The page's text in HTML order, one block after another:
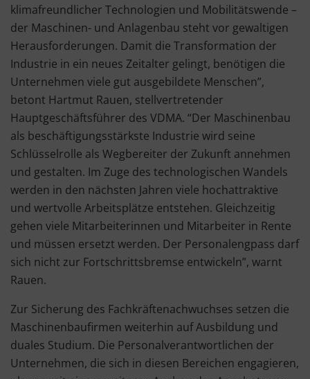
klimafreundlicher Technologien und Mobilitätswende –
der Maschinen- und Anlagenbau steht vor gewaltigen
Herausforderungen. Damit die Transformation der
Industrie in ein neues Zeitalter gelingt, benötigen die
Unternehmen viele gut ausgebildete Menschen”,
betont Hartmut Rauen, stellvertretender
Hauptgeschäftsführer des VDMA. “Der Maschinenbau
als beschäftigungsstärkste Industrie wird seine
Schlüsselrolle als Wegbereiter der Zukunft annehmen
und gestalten. Im Zuge des technologischen Wandels
werden in den nächsten Jahren viele hochattraktive
und wertvolle Arbeitsplätze entstehen. Gleichzeitig
gehen viele Mitarbeiterinnen und Mitarbeiter in Rente
und müssen ersetzt werden. Der Personalengpass darf
sich nicht zur Fortschrittsbremse entwickeln”, warnt
Rauen.
Zur Sicherung des Fachkräftenachwuchses setzen die
Maschinenbaufirmen weiterhin auf Ausbildung und
duales Studium. Die Personalverantwortlichen der
Unternehmen, die sich in diesen Bereichen engagieren,